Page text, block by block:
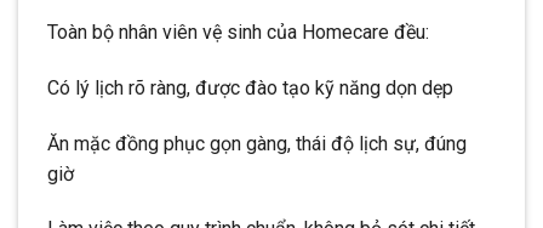
Toàn bộ nhân viên vệ sinh của Homecare đều:
Có lý lịch rõ ràng, được đào tạo kỹ năng dọn dẹp
Ăn mặc đồng phục gọn gàng, thái độ lịch sự, đúng
giờ